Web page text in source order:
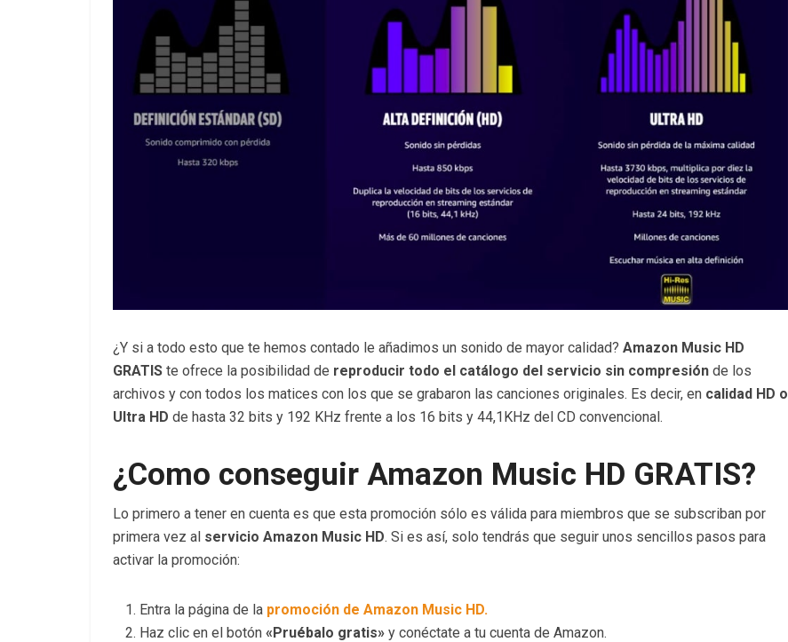
¿Y si a todo esto que te hemos contado le añadimos un sonido de mayor calidad? Amazon Music HD
GRATIS te ofrece la posibilidad de reproducir todo el catálogo del servicio sin compresión de los
archivos y con todos los matices con los que se grabaron las canciones originales. Es decir, en calidad HD o
Ultra HD de hasta 32 bits y 192 KHz frente a los 16 bits y 44,1KHz del CD convencional.
¿Como conseguir Amazon Music HD GRATIS?
Lo primero a tener en cuenta es que esta promoción sólo es válida para miembros que se subscriban por
primera vez al servicio Amazon Music HD. Si es así, solo tendrás que seguir unos sencillos pasos para
activar la promoción:
Entra la página de la promoción de Amazon Music HD.
Haz clic en el botón «Pruébalo gratis» y conéctate a tu cuenta de Amazon.